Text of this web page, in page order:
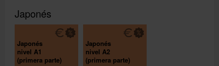
Japonés
Japonés
nivel A1
(primera parte)
Japonés
nivel A2
(primera parte)